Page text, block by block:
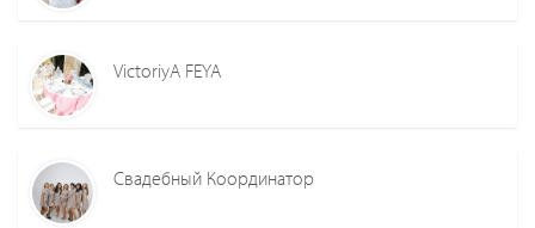
VictoriyA FEYA
Свадебный Координатор